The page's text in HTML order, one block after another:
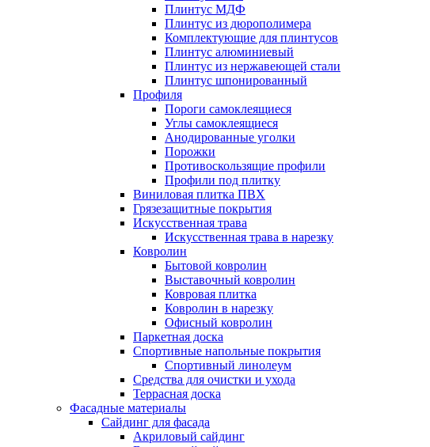
Плинтус МДФ
Плинтус из дюрополимера
Комплектующие для плинтусов
Плинтус алюминиевый
Плинтус из нержавеющей стали
Плинтус шпонированный
Профиля
Пороги самоклеящиеся
Углы самоклеящиеся
Анодированные уголки
Порожки
Противоскользящие профили
Профили под плитку
Виниловая плитка ПВХ
Грязезащитные покрытия
Искусственная трава
Искусственная трава в нарезку
Ковролин
Бытовой ковролин
Выставочный ковролин
Ковровая плитка
Ковролин в нарезку
Офисный ковролин
Паркетная доска
Спортивные напольные покрытия
Спортивный линолеум
Средства для очистки и ухода
Террасная доска
Фасадные материалы
Сайдинг для фасада
Акриловый сайдинг